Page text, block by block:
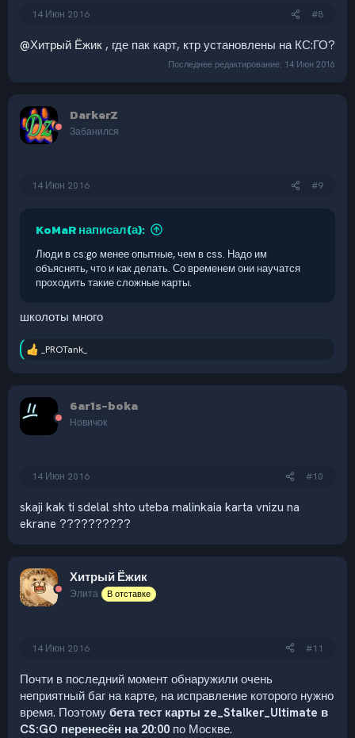
14 Июн 2016 #8
@Хитрый Ёжик , где пак карт, ктр установлены на КС:ГО?
Последнее редактирование: 14 Июн 2016
DarkerZ
Забанился
14 Июн 2016 #9
KoMaR написал(а):
Люди в cs:go менее опытные, чем в css. Надо им
объяснять, что и как делать. Со временем они научатся
проходить такие сложные карты.
школоты много
Р
ц
и
_PROTank_
6ar1s-boka
Новичок
14 Июн 2016 #10
skaji kak ti sdelal shto uteba malinkaia karta vnizu na
ekrane ??????????
Хитрый Ёжик
Элита В отставке
14 Июн 2016 #11
Почти в последний момент обнаружили очень
неприятный баг на карте, на исправление которого нужно
время. Поэтому бета тест карты ze_Stalker_Ultimate в
CS:GO перенесён на 20:00 по Москве.